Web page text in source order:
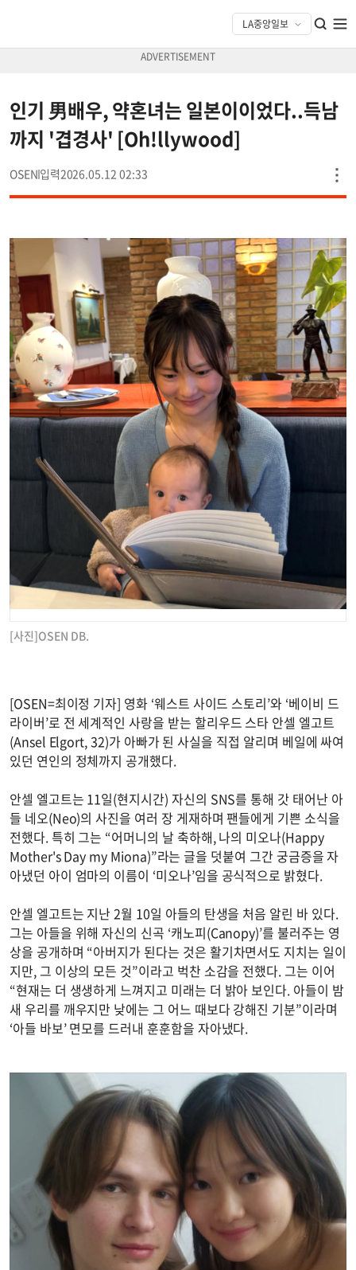
인기 男배우, 약혼녀는 일본이이었다..득남
까지 '겹경사' [Oh!llywood]
OSEN 2026.05.12 02:33
[사진]OSEN DB.
[OSEN=최이정 기자] 영화 ‘웨스트 사이드 스토리’와 ‘베이비 드
라이버’로 전 세계적인 사랑을 받는 할리우드 스타 안셀 엘고트
(Ansel Elgort, 32)가 아빠가 된 사실을 직접 알리며 베일에 싸여
있던 연인의 정체까지 공개했다.
안셀 엘고트는 11일(현지시간) 자신의 SNS를 통해 갓 태어난 아
들 네오(Neo)의 사진을 여러 장 게재하며 팬들에게 기쁜 소식을
전했다. 특히 그는 “어머니의 날 축하해, 나의 미오나(Happy
Mother's Day my Miona)”라는 글을 덧붙여 그간 궁금증을 자
아냈던 아이 엄마의 이름이 ‘미오나’임을 공식적으로 밝혔다.
안셀 엘고트는 지난 2월 10일 아들의 탄생을 처음 알린 바 있다.
그는 아들을 위해 자신의 신곡 ‘캐노피(Canopy)’를 불러주는 영
상을 공개하며 “아버지가 된다는 것은 활기차면서도 지치는 일이
지만, 그 이상의 모든 것”이라고 벅찬 소감을 전했다. 그는 이어
“현재는 더 생생하게 느껴지고 미래는 더 밝아 보인다. 아들이 밤
새 우리를 깨우지만 낮에는 그 어느 때보다 강해진 기분”이라며
‘아들 바보’ 면모를 드러내 훈훈함을 자아냈다.